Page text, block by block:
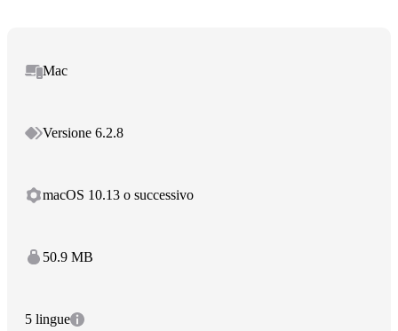
Mac
Versione 6.2.8
macOS 10.13 o successivo
50.9 MB
5 lingue